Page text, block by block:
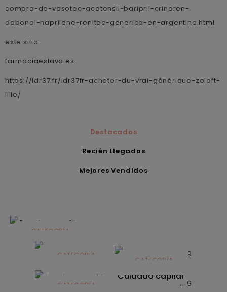
compra-de-vasotec-acetensil-baripril-crinoren-
dabonal-naprilene-renitec-generica-en-argentina.html
este sitio
farmaciaeslava.es
https://idr37.fr/idr37fr-acheter-du-vrai-générique-zoloft-
lille/
Destacados
Recién Llegados
Mejores Vendidos
CATEGORÍA
Alimentación
infantilCATEGORÍA
Dermocosmética
CATEGORÍA
Solares
CATEGORÍA
Cuidado capilar